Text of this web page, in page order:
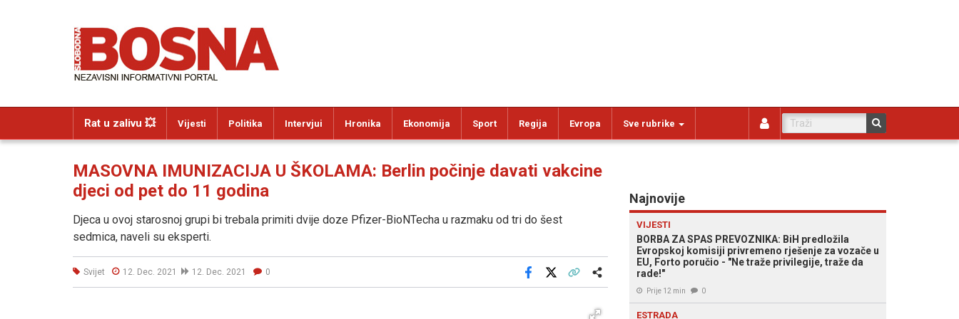
Rat u zalivu 💥 Vijesti Politika Intervjui Hronika Ekonomija Sport Regija Evropa Sve rubrike
MASOVNA IMUNIZACIJA U ŠKOLAMA: Berlin počinje davati vakcine
djeci od pet do 11 godina
Djeca u ovoj starosnoj grupi bi trebala primiti dvije doze Pfizer-BioNTecha u razmaku od tri do šest
sedmica, naveli su eksperti.
Svijet 12. Dec. 2021 12. Dec. 2021 0
Facebook
Najnovije
VIJESTI
BORBA ZA SPAS PREVOZNIKA: BiH predložila
Evropskoj komisiji privremeno rješenje za vozače u
EU, Forto poručio - "Ne traže privilegije, traže da
rade!"
Prije 12 min 0
ESTRADA